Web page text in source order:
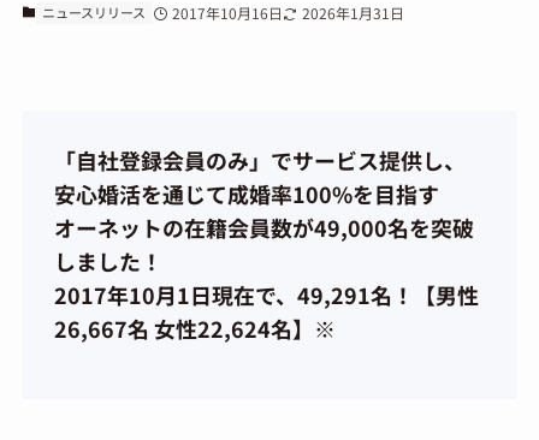
ニュースリリース 2017年10月16日 2026年1月31日
「自社登録会員のみ」でサービス提供し、
安心婚活を通じて成婚率100%を目指す
オーネットの在籍会員数が49,000名を突破
しました！
2017年10月1日現在で、49,291名！【男性
26,667名 女性22,624名】※